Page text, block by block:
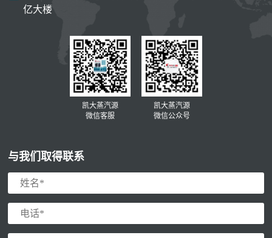
亿大楼
凯大蒸汽源
微信客服
凯大蒸汽源
微信公众号
与我们取得联系